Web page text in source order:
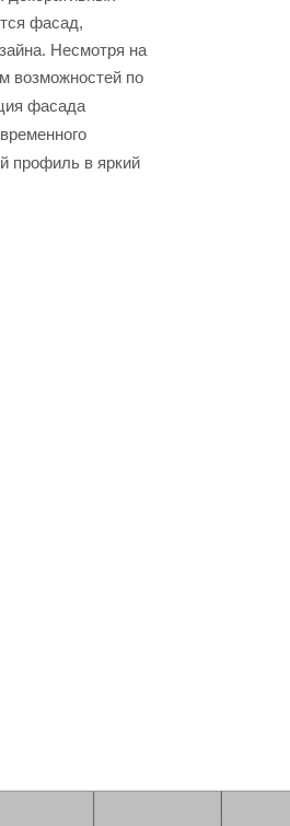
фасад,
Несмотря на
возможностей по
фасада
профиль в яркий